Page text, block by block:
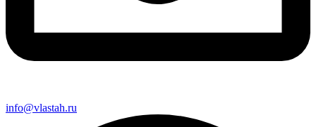
info@vlastah.ru